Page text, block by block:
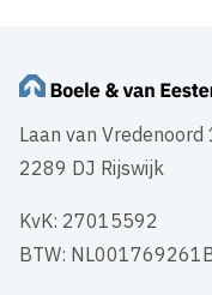
Laan van Vredenoord
2289 DJ Rijswijk
KvK: 27015592
BTW: